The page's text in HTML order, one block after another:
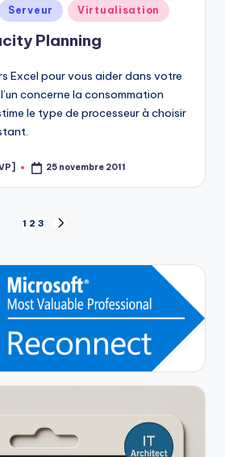
Serveur Virtualisation
Planning
Excel pour vous aider dans votre
concerne la consommation
le type de processeur à choisir
25 novembre 2011
1 2 3